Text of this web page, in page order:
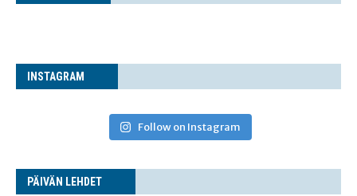
INS­TA­GRAM
Follow on Instagram
PÄI­VÄN LEHDET